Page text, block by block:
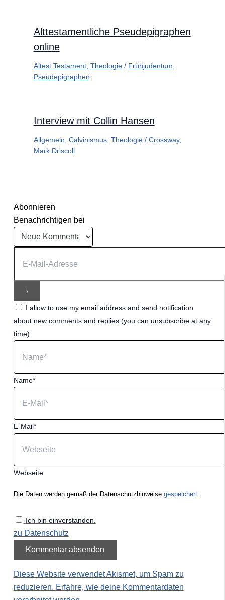
Alttestamentliche Pseudepigraphen
online
Altest Testament, Theologie/ Frühjudentum,
Pseudepigraphen
Interview mit Collin Hansen
Allgemein, Calvinismus, Theologie/ Crossway,
Mark Driscoll
Abonnieren
Benachrichtigen bei
I allow to use my email address and send notification
about new comments and replies (you can unsubscribe at any
time).
Name*
E-Mail*
Webseite
Die Daten werden gemäß der Datenschutzhinweise gespeichert.
Ich bin einverstanden.
zu Datenschutz
Diese Website verwendet Akismet, um Spam zu
reduzieren. Erfahre, wie deine Kommentardaten